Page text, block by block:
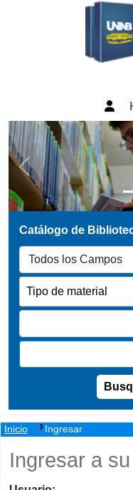
Previous
Inicio Ingresar
Ingresar a